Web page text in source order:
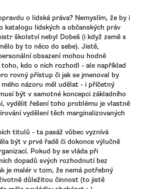
o lidská práva? Nemyslím, že by i
katalogu lidských a občanských práv
školství nebyl Dobeš (i když země s
by to něco do sebe). Jistě,
obsazení mohou hodně
kdo o nich rozhodl - ale například
rovný přístup či jak se jmenoval by
názoru měl udělat - i příčetný
být v samotné koncepci základního
vydělit řešení toho problému je vlastně
vydělení těch marginalizovaných
titulů - ta pasáž vůbec vyznívá
být v prvé řadě či dokonce výlučně
Pokud by se vláda při
dopadů svých rozhodnutí bez
je malér v tom, že nemá potřebný
důležitou činnost (to jistě